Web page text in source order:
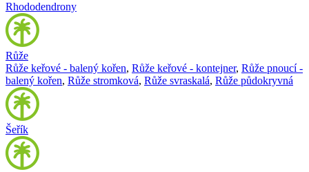
Rhododendrony
Růže
Růže keřové - balený kořen, Růže keřové - kontejner, Růže pnoucí -
balený kořen, Růže stromková, Růže svraskalá, Růže půdokryvná
Šeřík